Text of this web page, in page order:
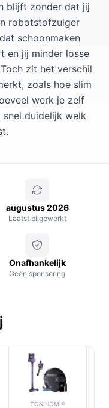
blijft zonder dat jij
robotstofzuiger
schoonmaken
en jij minder losse
zit het verschil
zoals hoe slim
werk je zelf
duidelijk welk
augustus 2026
Laatst bijgewerkt
Onafhankelijk
Geen sponsoring
TONIHOMI®